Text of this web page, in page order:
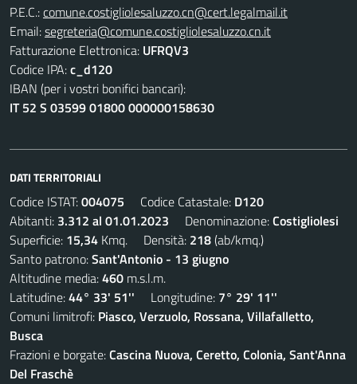
P.E.C.:comune.costigliolesaluzzo.cn@cert.legalmail.it
Email:segreteria@comune.costigliolesaluzzo.cn.it
Fatturazione Elettronica: UFRQV3
Codice IPA:c_d120
IBAN (per i vostri bonifici bancari):
IT 52 S 03599 01800 000000158630
DATI TERRITORIALI
Codice ISTAT:004075 Codice Catastale: D120
Abitanti: 3.312 al 01.01.2023 Denominazione:Costigliolesi
Superficie: 15,34 Kmq. Densità: 218(ab/kmq.)
Santo patrono:Sant'Antonio - 13 giugno
Altitudine media:460 m.s.l.m.
Latitudine:44° 33' 51'' Longitudine: 7° 29' 11''
Comuni limitrofi: Piasco, Verzuolo, Rossana, Villafalletto,
Busca
Frazioni e borgate:Cascina Nuova, Ceretto, Colonia, Sant'Anna
Del Fraschè